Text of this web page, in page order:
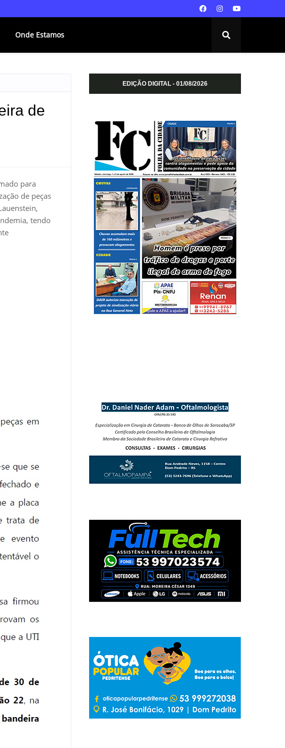
Onde Estamos
de
para
de peças
tendo
EDIÇÃO DIGITAL - 01/08/2026